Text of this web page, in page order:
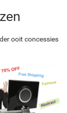
ooit concessies